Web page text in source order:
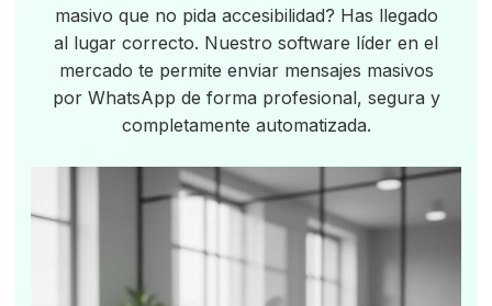
masivo que no pida accesibilidad? Has llegado
al lugar correcto. Nuestro software líder en el
mercado te permite enviar mensajes masivos
por WhatsApp de forma profesional, segura y
completamente automatizada.